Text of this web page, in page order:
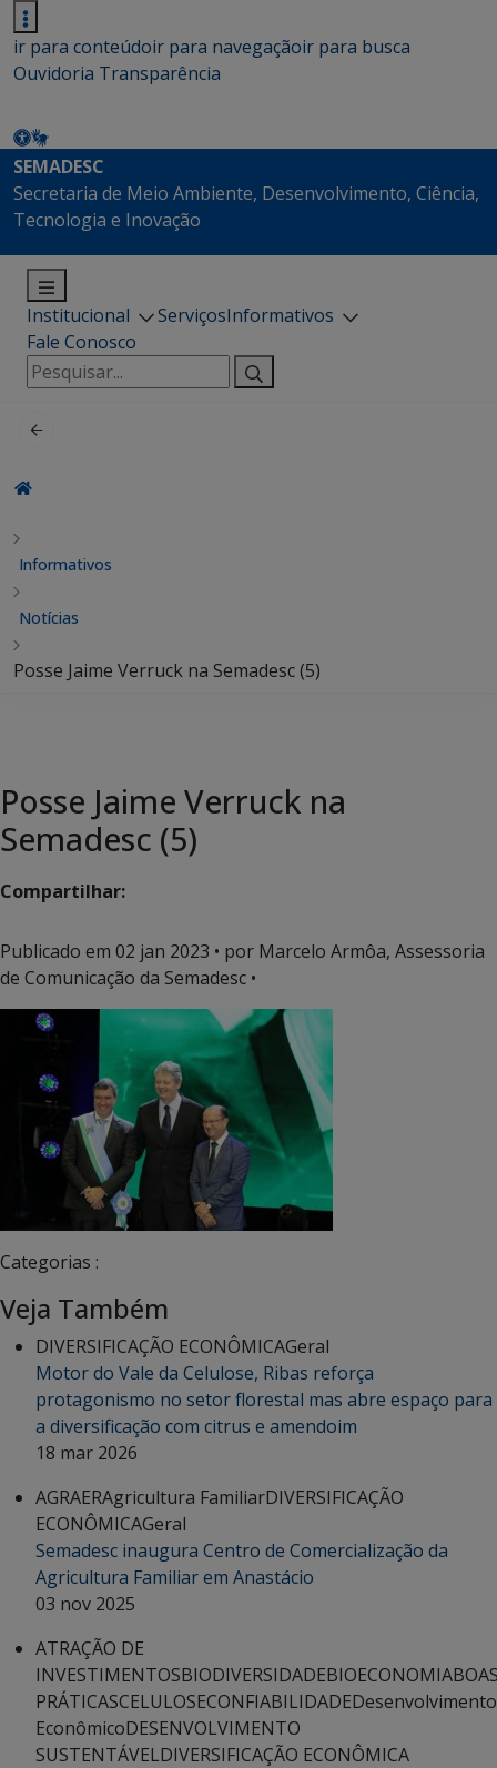
ir para conteúdoir para navegaçãoir para busca
Ouvidoria Transparência
SEMADESC
Secretaria de Meio Ambiente, Desenvolvimento, Ciência,
Tecnologia e Inovação
Institucional ServiçosInformativos
Fale Conosco
Pesquisar
por:
Informativos
Notícias
Posse Jaime Verruck na Semadesc (5)
Posse Jaime Verruck na
Semadesc (5)
Compartilhar:
Publicado em 02 jan 2023 • por Marcelo Armôa, Assessoria
de Comunicação da Semadesc •
Categorias :
Veja Também
DIVERSIFICAÇÃO ECONÔMICAGeral
Motor do Vale da Celulose, Ribas reforça
protagonismo no setor florestal mas abre espaço para
a diversificação com citrus e amendoim
18 mar 2026
AGRAERAgricultura FamiliarDIVERSIFICAÇÃO
ECONÔMICAGeral
Semadesc inaugura Centro de Comercialização da
Agricultura Familiar em Anastácio
03 nov 2025
ATRAÇÃO DE
INVESTIMENTOSBIODIVERSIDADEBIOECONOMIA
PRÁTICASCELULOSECONFIABILIDADEDesenvolvimento
EconômicoDESENVOLVIMENTO
SUSTENTÁVELDIVERSIFICAÇÃO ECONÔMICA